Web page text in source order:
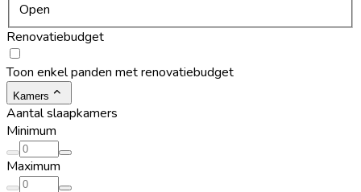
Open
Renovatiebudget
Toon enkel panden met renovatiebudget
Kamers
Aantal slaapkamers
Minimum
Maximum